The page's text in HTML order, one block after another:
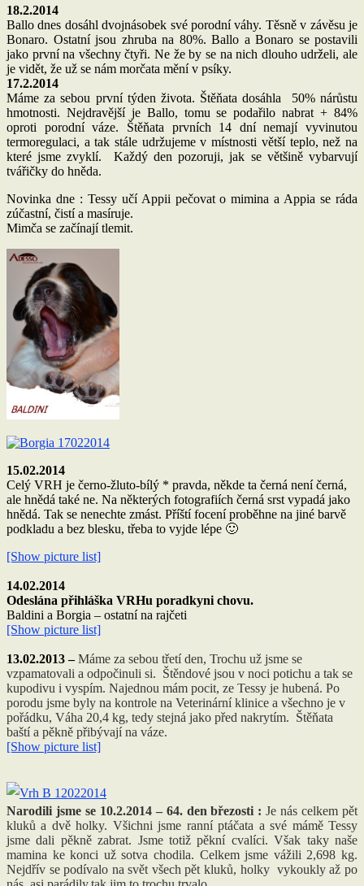
18.2.2014
Ballo dnes dosáhl dvojnásobek své porodní váhy. Těsně v závěsu je
Bonaro. Ostatní jsou zhruba na 80%. Ballo a Bonaro se postavili
jako první na všechny čtyři. Ne že by se na nich dlouho udrželi, ale
je vidět, že už se nám morčata mění v psíky.
17.2.2014
Máme za sebou první týden života. Štěňata dosáhla 50% nárůstu
hmotnosti. Nejdravější je Ballo, tomu se podařilo nabrat + 84%
oproti porodní váze. Štěňata prvních 14 dní nemají vyvinutou
termoregulaci, a tak stále udržujeme v místnosti větší teplo, než na
které jsme zvyklí. Každý den pozoruji, jak se většině vybarvují
tvářičky do hněda.
Novinka dne : Tessy učí Appii pečovat o mimina a Appia se ráda
zúčastní, čistí a masíruje.
Mimča se začínají tlemit.
15.02.2014
Celý VRH je černo-žluto-bílý * pravda, někde ta černá není černá,
ale hnědá také ne. Na některých fotografiích černá srst vypadá jako
hnědá. Tak se nenechte zmást. Příští focení proběhne na jiné barvě
podkladu a bez blesku, třeba to vyjde lépe 🙂
[Show picture list]
14.02.2014
Odeslána přihláška VRHu poradkyni chovu.
Baldini a Borgia – ostatní na rajčeti
[Show picture list]
13.02.2013 –Máme za sebou třetí den, Trochu už jsme se
vzpamatovali a odpočinuli si. Štěndové jsou v noci potichu a tak se
kupodivu i vyspím. Najednou mám pocit, ze Tessy je hubená. Po
porodu jsme byly na kontrole na Veterinární klinice a všechno je v
pořádku, Váha 20,4 kg, tedy stejná jako před nakrytím. Štěňata
baští a pěkně přibývají na váze.
[Show picture list]
Narodili jsme se 10.2.2014 – 64. den březosti : Je nás celkem pět
kluků a dvě holky. Všichni jsme ranní ptáčata a své mámě Tessy
jsme dali pěkně zabrat. Jsme totiž pěkní cvalíci. Však taky naše
mamina ke konci už sotva chodila. Celkem jsme vážili 2,698 kg.
Nejdřív se podívalo na svět všech pět kluků, holky vykoukly až po